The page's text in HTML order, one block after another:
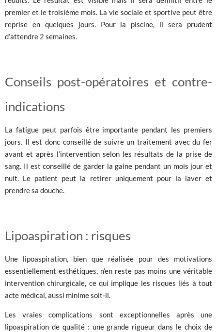
premier et le troisième mois. La vie sociale et sportive peut être
reprise en quelques jours. Pour la piscine, il sera prudent
d’attendre 2 semaines.
Conseils post-opératoires et contre-
indications
La fatigue peut parfois être importante pendant les premiers
jours. Il est donc conseillé de suivre un traitement avec du fer
avant et après l’intervention selon les résultats de la prise de
sang. Il est conseillé de garder la gaine pendant un mois jour et
nuit. Le patient peut la retirer uniquement pour la laver et
prendre sa douche.
Lipoaspiration : risques
Une lipoaspiration, bien que réalisée pour des motivations
essentiellement esthétiques, n’en reste pas moins une véritable
intervention chirurgicale, ce qui implique les risques liés à tout
acte médical, aussi minime soit-il.
Les vraies complications sont exceptionnelles après une
lipoaspiration de qualité : une grande rigueur dans le choix de